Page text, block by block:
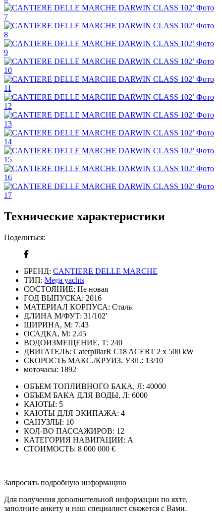
Технические характеристики
Поделиться:
БРЕНД: CANTIERE DELLE MARCHE
ТИП: Mega yachts
СОСТОЯНИЕ: Не новая
ГОД ВЫПУСКА: 2016
МАТЕРИАЛ КОРПУСА: Сталь
ДЛИНА М/ФУТ: 31/102'
ШИРИНА, М: 7.43
ОСАДКА, М: 2.45
ВОДОИЗМЕЩЕНИЕ, Т: 240
ДВИГАТЕЛЬ: CaterpillarR C18 ACERT 2 x 500 kW
СКОРОСТЬ МАКС./КРУИЗ. УЗЛ.: 13/10
моточасы: 1892
ОБЪЕМ ТОПЛИВНОГО БАКА, Л: 40000
ОБЪЕМ БАКА ДЛЯ ВОДЫ, Л: 6000
КАЮТЫ: 5
КАЮТЫ ДЛЯ ЭКИПАЖА: 4
САНУЗЛЫ: 10
КОЛ-ВО ПАССАЖИРОВ: 12
КАТЕГОРИЯ НАВИГАЦИИ: A
СТОИМОСТЬ: 8 000 000 €
Запросить подробную информацию
Для получения дополнительной информации по яхте,
заполните анкету и наш специалист свяжется с Вами.